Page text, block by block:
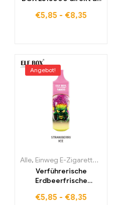
€5,85 - €8,35
Einweg-E-Zigaretten Estland,Einweg-
Angebot!
Alle, Einweg E-Zigaretten
Verführerische
Erdbeerfrische
Technologie
€5,85 - €8,35